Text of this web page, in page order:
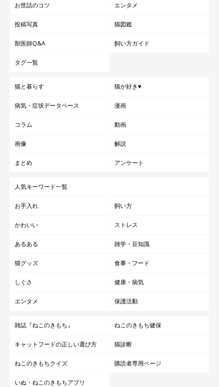
お世話のコツ エンタメ
投稿写真 猫図鑑
獣医師Q&A 飼い方ガイド
タグ一覧
猫と暮らす 猫が好き♥
病気・症状データベース 漫画
コラム 動画
画像 解説
まとめ アンケート
人気キーワード一覧
お手入れ 飼い方
かわいい ストレス
あるある 雑学・豆知識
猫グッズ 食事・フード
しぐさ 健康・病気
エンタメ 保護活動
雑誌『ねこのきもち』 ねこのきもち健保
キャットフードの正しい選び方 猫診断
ねこのきもちクイズ 購読者専用ページ
いぬ・ねこのきもちアプリ